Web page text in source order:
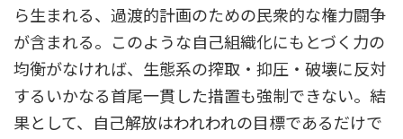
ら生まれる、過渡的計画のための民衆的な権力闘争
が含まれる。このような自己組織化にもとづく力の
均衡がなければ、生態系の搾取・抑圧・破壊に反対
するいかなる首尾一貫した措置も強制できない。結
果として、自己解放はわれわれの目標であるだけで